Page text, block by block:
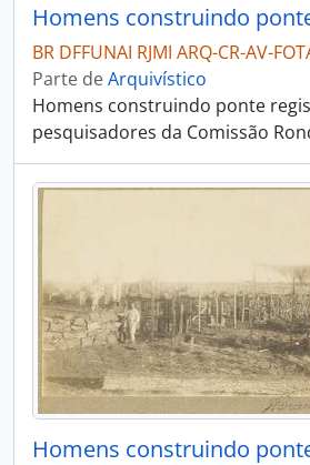
Homens construindo
BR DFFUNAI RJMI ARQ-CR-AV-
Parte deArquivístico
Homens construindo ponte
pesquisadores da Comissão
Homens construindo